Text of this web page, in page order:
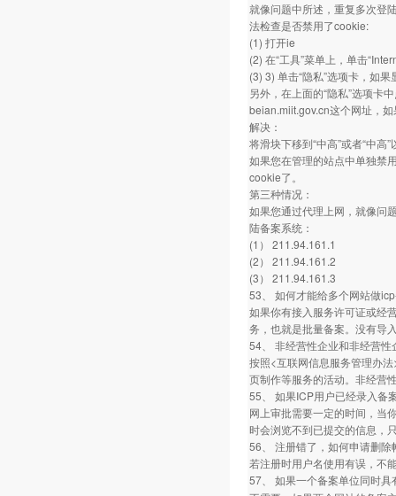
就像问题中所述，重复多次登
法检查是否禁用了cookie:
(1) 打开ie
(2) 在“工具”菜单上，单击
(3) 3) 单击“隐私”选项卡，如
另外，在上面的“隐私”选项卡
beian.miit.gov.cn这个网址，
解决：
将滑块下移到“中高”或者“中
如果您在管理的站点中单独禁
cookie了。
第三种情况：
如果您通过代理上网，就像问
陆备案系统：
(1） 211.94.161.1
(2） 211.94.161.2
(3） 211.94.161.3
53、 如何才能给多个网站做
如果你有接入服务许可证或经
务，也就是批量备案。没有导
54、 非经营性企业和非经营性
按照<互联网信息服务管理办
页制作等服务的活动。非经营
55、 如果ICP用户已经录入备
网上审批需要一定的时间，当
时会浏览不到已提交的信息，
56、 注册错了，如何申请删除
若注册时用户名使用有误，不
57、 如果一个备案单位同时具